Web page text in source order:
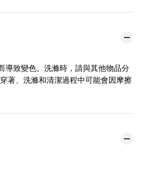
導致變色。洗滌時，請與其他物品分
著、洗滌和清潔過程中可能會因摩擦